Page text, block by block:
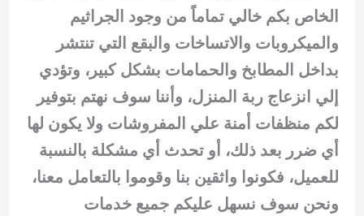
الخاص بكم خالي تماماً من وجود الجراثيم
والميكروبات والاتساخات والبقع التي تنتشر
بداخل المطابخ والحمامات بشكل كبير، وتؤدي
إلي انزعاج ربة المنزل، وأننا سوف نهتم بتوفير
لكم منظفات أمنة علي المفروشات ولا يكون لها
أي ضرر بعد ذلك، أو تحدث أي مشكلة بالنسبة
للعميل، فكونوا واثقين بنا وقوموا بالتعامل معنا،
ونحن سوف نسهل عليكم جميع خدمات